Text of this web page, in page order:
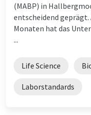
(MABP) in
entscheidend geprägt.
Monaten hat das
...
Life Science
Laborstandards